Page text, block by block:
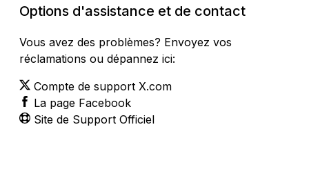
Options d'assistance et de contact
Vous avez des problèmes? Envoyez vos
réclamations ou dépannez ici:
Compte de support X.com
La page Facebook
Site de Support Officiel